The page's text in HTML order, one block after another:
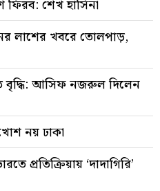
ফিরব: শেখ হাসিনা
লাশের খবরে তোলপাড়,
বৃদ্ধি: আসিফ নজরুল দিলেন
খোশ নয় ঢাকা
প্রতিক্রিয়ায় ‘দাদাগিরি’